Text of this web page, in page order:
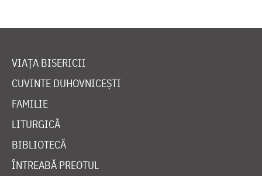
VIAȚA BISERICII
CUVINTE DUHOVNICEȘTI
FAMILIE
LITURGICĂ
BIBLIOTECĂ
ÎNTREABĂ PREOTUL